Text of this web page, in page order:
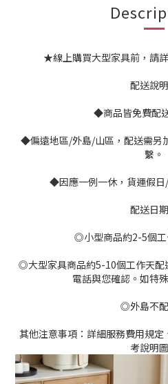
★線上購買大型家具前，請
配送說明
◆商品皆免費配
◆偏遠地區/外島/山區，配送需另
繫。
◆因應一例一休，貨運假日
配送日期
◎小型商品約2-5個工
◎大型家具商品約5-10個工作天配
電話與您確認。如特
◎外島不配
其他注意事項：詳細服務費用規
考說明